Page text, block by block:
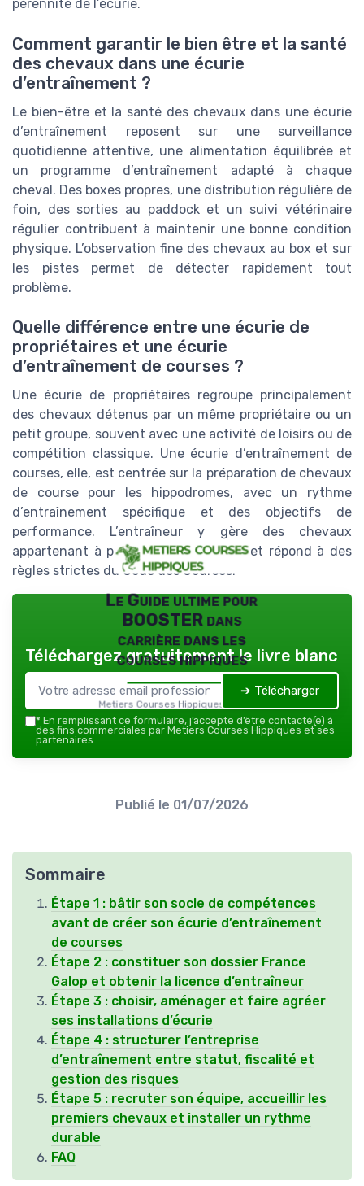
pérennité de l’écurie.
Comment garantir le bien être et la santé
des chevaux dans une écurie
d’entraînement ?
Le bien-être et la santé des chevaux dans une écurie
d’entraînement reposent sur une surveillance
quotidienne attentive, une alimentation équilibrée et
un programme d’entraînement adapté à chaque
cheval. Des boxes propres, une distribution régulière de
foin, des sorties au paddock et un suivi vétérinaire
régulier contribuent à maintenir une bonne condition
physique. L’observation fine des chevaux au box et sur
les pistes permet de détecter rapidement tout
problème.
Quelle différence entre une écurie de
propriétaires et une écurie
d’entraînement de courses ?
Une écurie de propriétaires regroupe principalement
des chevaux détenus par un même propriétaire ou un
petit groupe, souvent avec une activité de loisirs ou de
compétition classique. Une écurie d’entraînement de
courses, elle, est centrée sur la préparation de chevaux
de course pour les hippodromes, avec un rythme
d’entraînement spécifique et des objectifs de
performance. L’entraîneur y gère des chevaux
appartenant à plusieurs propriétaires et répond à des
règles strictes du Code des Courses.
Le Guide ultime pour
BOOSTER dans
carrière dans les
courses hippiques
Metiers Courses Hippiques — 2026
Téléchargez gratuitement le livre blanc
➔ Télécharger
* En remplissant ce formulaire, j’accepte d’être contacté(e) à
des fins commerciales par Metiers Courses Hippiques et ses
partenaires.
Publié le 01/07/2026
Sommaire
Étape 1 : bâtir son socle de compétences
avant de créer son écurie d’entraînement
de courses
Étape 2 : constituer son dossier France
Galop et obtenir la licence d’entraîneur
Étape 3 : choisir, aménager et faire agréer
ses installations d’écurie
Étape 4 : structurer l’entreprise
d’entraînement entre statut, fiscalité et
gestion des risques
Étape 5 : recruter son équipe, accueillir les
premiers chevaux et installer un rythme
durable
FAQ